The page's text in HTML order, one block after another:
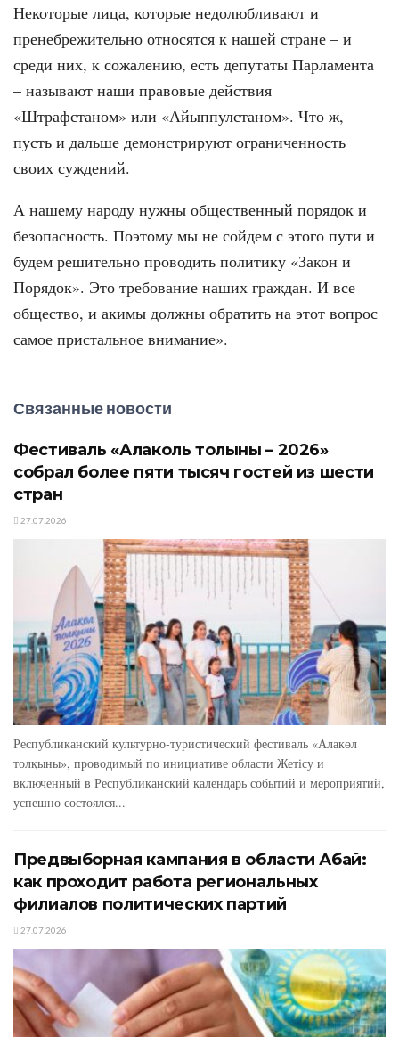
Некоторые лица, которые недолюбливают и
пренебрежительно относятся к нашей стране – и
среди них, к сожалению, есть депутаты Парламента
– называют наши правовые действия
«Штрафстаном» или «Айыппулстаном». Что ж,
пусть и дальше демонстрируют ограниченность
своих суждений.
А нашему народу нужны общественный порядок и
безопасность. Поэтому мы не сойдем с этого пути и
будем решительно проводить политику «Закон и
Порядок». Это требование наших граждан. И все
общество, и акимы должны обратить на этот вопрос
самое пристальное внимание».
Связанные новости
Фестиваль «Алаколь толқыны – 2026»
собрал более пяти тысяч гостей из шести
стран
27.07.2026
Республиканский культурно-туристический фестиваль «Алакөл
толқыны», проводимый по инициативе области Жетісу и
включенный в Республиканский календарь событий и мероприятий,
успешно состоялся...
Предвыборная кампания в области Абай:
как проходит работа региональных
филиалов политических партий
27.07.2026